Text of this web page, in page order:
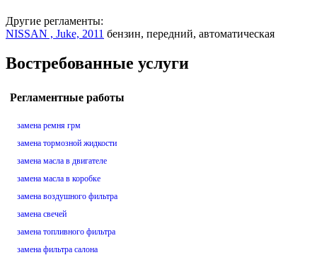
Другие регламенты:
NISSAN , Juke, 2011 бензин, передний, автоматическая
Востребованные услуги
Регламентные работы
замена ремня грм
замена тормозной жидкости
замена масла в двигателе
замена масла в коробке
замена воздушного фильтра
замена свечей
замена топливного фильтра
замена фильтра салона